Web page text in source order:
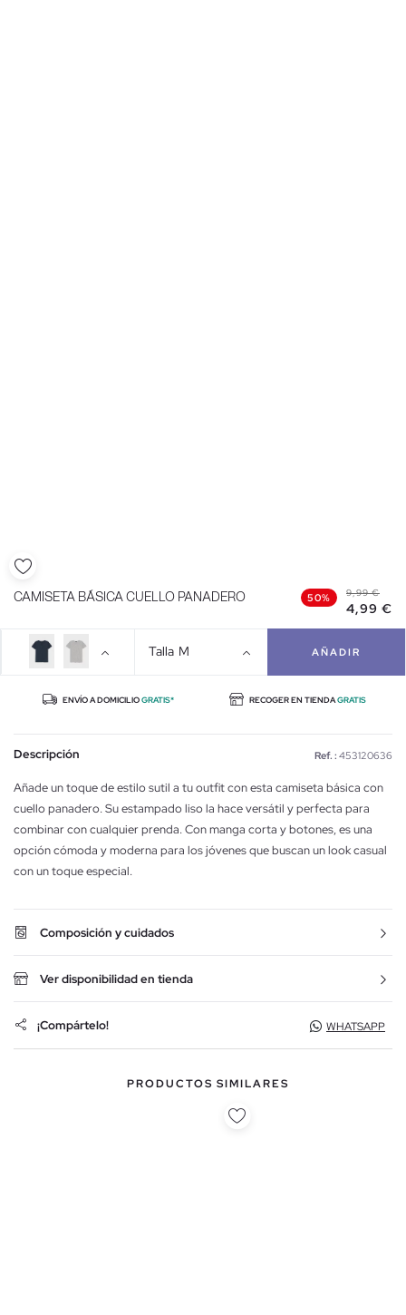
CAMISETA BÁSICA CUELLO PANADERO 50% 9,99 €
4,99 €
Talla M AÑADIR
ENVÍO A DOMICILIOGRATIS* RECOGER EN TIENDAGRATIS
Descripción Ref. : 453120636
Añade un toque de estilo sutil a tu outfit con esta camiseta básica con
cuello panadero. Su estampado liso la hace versátil y perfecta para
combinar con cualquier prenda. Con manga corta y botones, es una
opción cómoda y moderna para los jóvenes que buscan un look casual
con un toque especial.
Composición y cuidados
Ver disponibilidad en tienda
¡Compártelo! WHATSAPP
PRODUCTOS SIMILARES